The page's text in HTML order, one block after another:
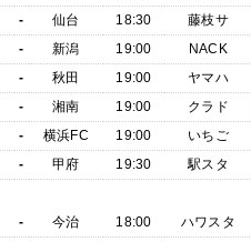
- 仙台 18:30
藤枝サ
- 新潟 19:00
NACK
- 秋田 19:00
ヤマハ
- 湘南 19:00
クラド
- 横浜FC 19:00
いちご
- 甲府 19:30
駅スタ
- 今治 18:00
ハワスタ